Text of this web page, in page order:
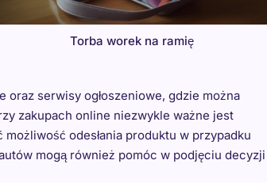
Torba worek na ramię
serwisy ogłoszeniowe, gdzie można
zakupach online niezwykle ważne jest
odesłania produktu w przypadku
mogą również pomóc w podjęciu decyzji